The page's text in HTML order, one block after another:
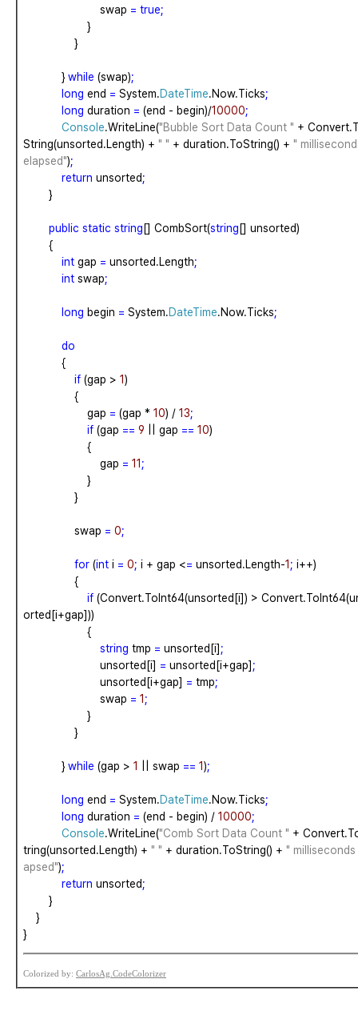
swap = true;
}
}
} while (swap);
long end = System.DateTime.Now.Ticks;
long duration = (end - begin)/10000;
Console.WriteLine("Bubble Sort Data Count " +
String(unsorted.Length) + " " + duration.ToString() + "
elapsed");
return unsorted;
}
public static string [] CombSort(string [] unsorted)
{
int gap = unsorted.Length;
int swap;
long begin = System.DateTime.Now.Ticks;
do
{
if (gap > 1)
{
gap = (gap * 10) / 13;
if (gap == 9 gap == 10)
{
gap = 11 ;
}
}
swap = 0;
for (int i = 0; i + gap <= unsorted.Length-1 ; i++)
{
if (Convert.ToInt64(unsorted[i]) >
orted[i+gap]))
{
string tmp = unsorted[i] ;
unsorted[i] = unsorted[i+gap] ;
unsorted[i+gap] = tmp;
swap = 1 ;
}
}
} while (gap > 1 swap == 1);
long end = System.DateTime.Now.Ticks;
long duration = (end - begin) / 10000;
Console.WriteLine("Comb Sort Data Count " +
tring(unsorted.Length) + " " + duration.ToString() + " milliseconds
apsed");
return unsorted;
}
}
}
Colorized by: CarlosAg.CodeColorizer